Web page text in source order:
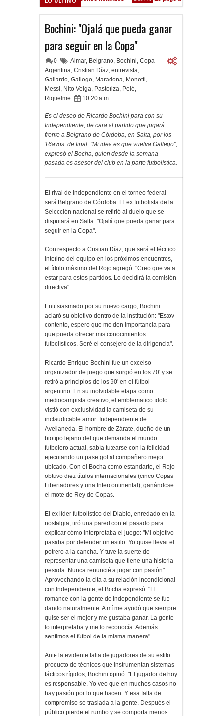
Bochini: "Ojalá que pueda ganar
para seguir en la Copa"
0 Aimar, Belgrano, Bochini, Copa
Argentina, Cristian Díaz, entrevista,
Gallardo, Gallego, Maradona, Menotti,
Messi, Nito Veiga, Pastoriza, Pelé,
Riquelme
10:20 a.m.
Es el deseo de Ricardo Bochini para con su
Independiente, de cara al partido que jugará
frente a Belgrano de Córdoba, en Salta, por los
16avos. de final. "Mi idea es que vuelva Gallego",
expresó el Bocha, quien desde la semana
pasada es asesor del club en la parte futbolística.
El rival de Independiente en el torneo federal
será Belgrano de Córdoba. El ex futbolista de la
Selección nacional se refirió al duelo que se
disputará en Salta: "Ojalá que pueda ganar para
seguir en la Copa".
Con respecto a Cristian Díaz, que será el técnico
interino del equipo en los próximos encuentros,
el ídolo máximo del Rojo agregó: "Creo que va a
estar para estos partidos. Lo decidirá la comisión
directiva".
Entusiasmado por su nuevo cargo, Bochini
aclaró su objetivo dentro de la institución: "Estoy
contento, espero que me den importancia para
que pueda ofrecer mis conocimientos
futbolísticos. Seré el consejero de la dirigencia".
Ricardo Enrique Bochini fue un excelso
organizador de juego que surgió en los 70' y se
retiró a principios de los 90' en el fútbol
argentino. En su inolvidable etapa como
mediocampista creativo, el emblemático ídolo
vistió con exclusividad la camiseta de su
inclaudicable amor: Independiente de
Avellaneda. El hombre de Zárate, dueño de un
biotipo lejano del que demanda el mundo
futbolero actual, sabía tutearse con la felicidad
ejecutando un pase gol al compañero mejor
ubicado. Con el Bocha como estandarte, el Rojo
obtuvo diez títulos internacionales (cinco Copas
Libertadores y una Intercontinental), ganándose
el mote de Rey de Copas.
El ex líder futbolístico del Diablo, enredado en la
nostalgia, tiró una pared con el pasado para
explicar cómo interpretaba el juego: "Mi objetivo
pasaba por defender un estilo. Yo quise llevar el
potrero a la cancha. Y tuve la suerte de
representar una camiseta que tiene una historia
pesada. Nunca renuncié a jugar con pasión".
Aprovechando la cita a su relación incondicional
con Independiente, el Bocha expresó: "El
romance con la gente de Independiente se fue
dando naturalmente. A mí me ayudó que siempre
quise ser el mejor y me gustaba ganar. La gente
lo interpretaba y me lo reconocía. Además
sentimos el fútbol de la misma manera".
Ante la evidente falta de jugadores de su estilo
producto de técnicos que instrumentan sistemas
tácticos rígidos, Bochini opinó: "El jugador de hoy
es responsable. Yo veo que en muchos casos no
hay pasión por lo que hacen. Y esa falta de
compromiso se traslada a la gente. Después el
público pierde el rumbo y se comporta menos